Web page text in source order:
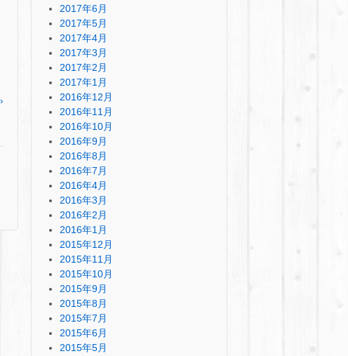
2017年6月
2017年5月
2017年4月
2017年3月
2017年2月
2017年1月
2016年12月
2016年11月
2016年10月
2016年9月
2016年8月
2016年7月
2016年4月
2016年3月
2016年2月
2016年1月
2015年12月
2015年11月
2015年10月
2015年9月
2015年8月
2015年7月
2015年6月
2015年5月